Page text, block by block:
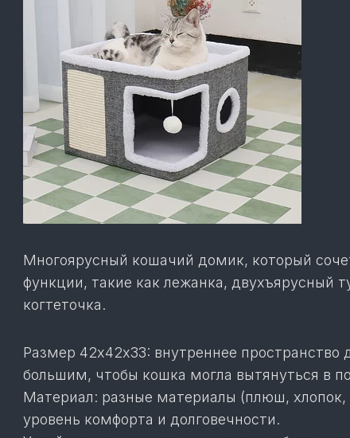
Многоярусный кошачий домик, который
функции, такие как лежанка, двухъярусный
когтеточка.
Размер 42х42х33: внутреннее пространство
большим, чтобы кошка могла вытянуться в
Материал: разные материалы (плюш, хлопок,
уровень комфорта и долговечности.